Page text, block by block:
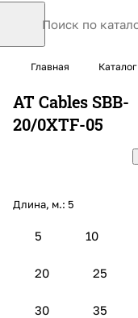
Главная Каталог
AT Cables SBB-
20/0XTF-05
Длина, м.: 5
5 10
20 25
30 35